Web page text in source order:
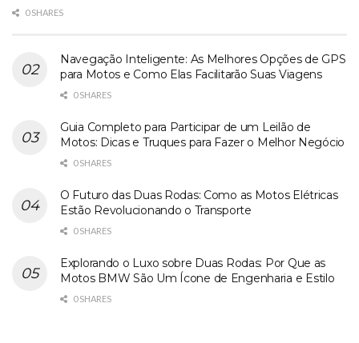
0 SHARES
Navegação Inteligente: As Melhores Opções de GPS
para Motos e Como Elas Facilitarão Suas Viagens
0 SHARES
Guia Completo para Participar de um Leilão de
Motos: Dicas e Truques para Fazer o Melhor Negócio
0 SHARES
O Futuro das Duas Rodas: Como as Motos Elétricas
Estão Revolucionando o Transporte
0 SHARES
Explorando o Luxo sobre Duas Rodas: Por Que as
Motos BMW São Um Ícone de Engenharia e Estilo
0 SHARES